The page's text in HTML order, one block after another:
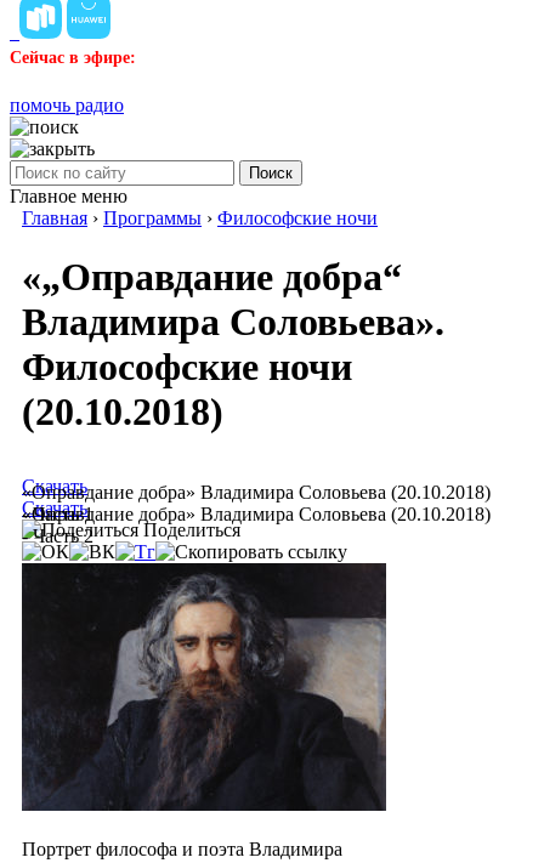
Сейчас в эфире:
помочь радио
Поиск
Главное меню
Главная › Программы › Философские ночи
«„Оправдание добра“
Владимира Соловьева».
Философские ночи
(20.10.2018)
«Оправдание добра» Владимира Соловьева (20.10.2018)
- Часть 1
Скачать
«Оправдание добра» Владимира Соловьева (20.10.2018)
- Часть 2
Скачать
Поделиться
Портрет философа и поэта Владимира